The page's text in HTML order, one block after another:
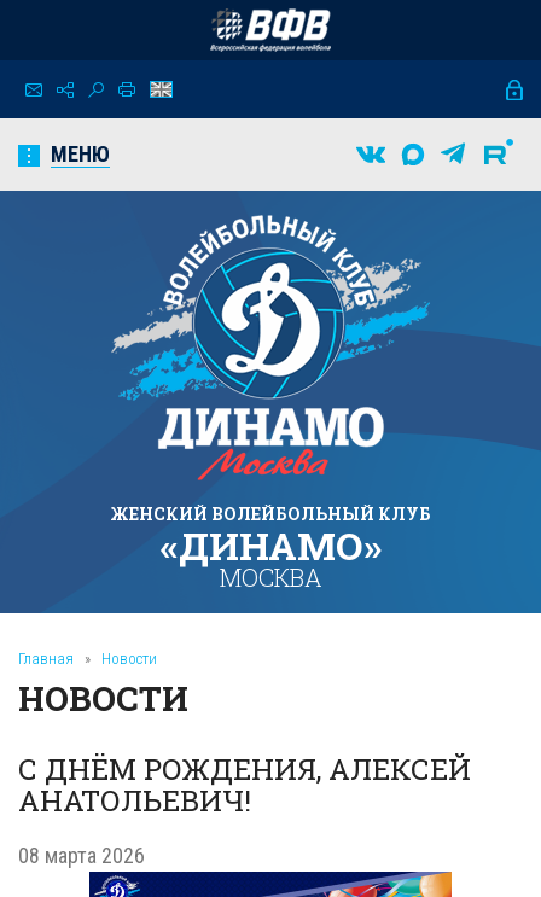
МЕНЮ
ЖЕНСКИЙ ВОЛЕЙБОЛЬНЫЙ КЛУБ
«ДИНАМО»
МОСКВА
Главная » Новости
НОВОСТИ
С ДНЁМ РОЖДЕНИЯ, АЛЕКСЕЙ
АНАТОЛЬЕВИЧ!
08 марта 2026